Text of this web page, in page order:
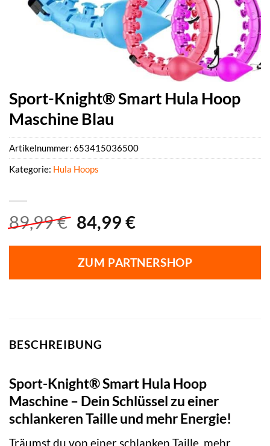
Sport-Knight® Smart Hula Hoop
Maschine Blau
89,99€ Ursprünglicher
war:
89,99 €
84,99 €Aktueller
ist:
84,99 €.
ZUM PARTNERSHOP
Artikelnummer: 653415036500
Kategorie: Hula Hoops
BESCHREIBUNG
Sport-Knight® Smart Hula Hoop
Maschine – Dein Schlüssel zu einer
schlankeren Taille und mehr Energie!
Träumst du von einer schlanken Taille, mehr